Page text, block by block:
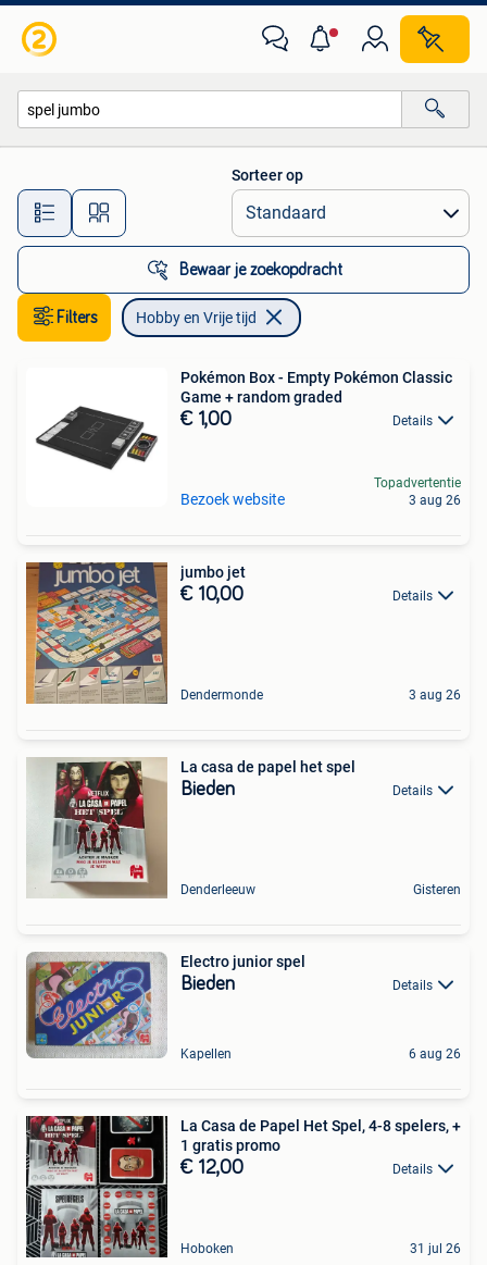
Alle afstanden…
Sorteer op
Bewaar je zoekopdracht
Filters Hobby en Vrije tijd
Pokémon Box - Empty Pokémon Classic
Game + random graded
€ 1,00 Details
Bezoek website
Topadvertentie
3 aug 26
jumbo jet
€ 10,00 Details
Dendermonde 3 aug 26
La casa de papel het spel
Bieden Details
Denderleeuw Gisteren
Electro junior spel
Bieden Details
Kapellen 6 aug 26
La Casa de Papel Het Spel, 4-8 spelers, +
1 gratis promo
€ 12,00 Details
Hoboken 31 jul 26